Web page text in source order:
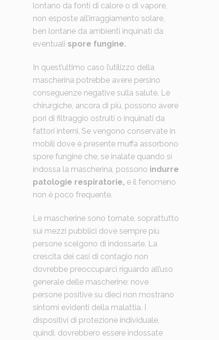
lontano da fonti di calore o di vapore,
non esposte all’irraggiamento solare,
ben lontane da ambienti inquinati da
eventuali spore fungine.
In quest’ultimo caso l’utilizzo della
mascherina potrebbe avere persino
conseguenze negative sulla salute. Le
chirurgiche, ancora di più, possono avere
pori di filtraggio ostruiti o inquinati da
fattori interni. Se vengono conservate in
mobili dove è presente muffa assorbono
spore fungine che, se inalate quando si
indossa la mascherina, possono indurre
patologie respiratorie, e il fenomeno
non è poco frequente.
Le mascherine sono tornate, soprattutto
sui mezzi pubblici dove sempre più
persone scelgono di indossarle. La
crescita dei casi di contagio non
dovrebbe preoccuparci riguardo all’uso
generale delle mascherine: nove
persone positive su dieci non mostrano
sintomi evidenti della malattia. I
dispositivi di protezione individuale,
quindi, dovrebbero essere indossate